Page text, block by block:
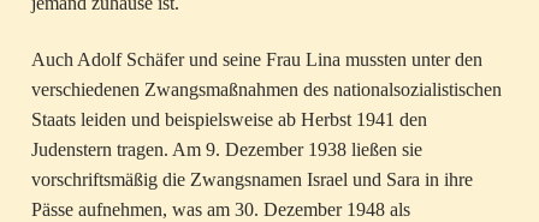
Auch Adolf Schäfer und seine Frau Lina mussten unter den
verschiedenen Zwangsmaßnahmen des nationalsozialistischen
Staats leiden und beispielsweise ab Herbst 1941 den
Judenstern tragen. Am 9. Dezember 1938 ließen sie
vorschriftsmäßig die Zwangsnamen Israel und Sara in ihre
Pässe aufnehmen, was am 30. Dezember 1948 als